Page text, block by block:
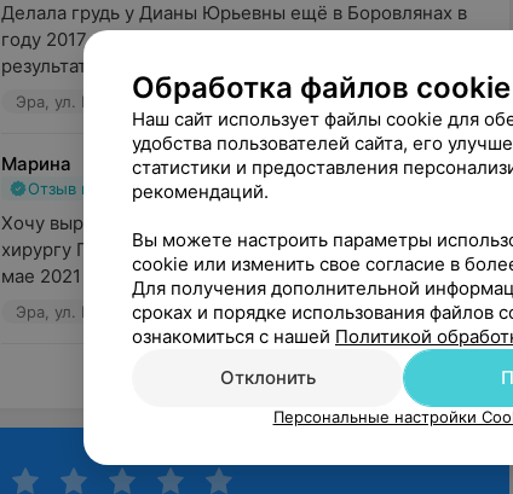
Делала грудь у Дианы Юрьевны ещё в Боровлянах в
году 2017 или 2018. Получился супер-натуральный
результат, с ювелирными ...
Эра, ул. Пионерская, 32
Марина
Отзыв подтвержден
Хочу выразить слова благодарности пластическому
хирургу Петровой Дине Юрьевна. Это врач от Бога! В
мае 2021 года делала ...
Эра, ул. Пионерская, 32
Обработка файлов cookie
Наш сайт использует файлы cookie для
удобства пользователей сайта, его
статистики и предоставления
рекомендаций.
Вы можете настроить параметры
cookie или изменить свое согласие в
Для получения дополнительной
сроках и порядке использования файлов
ознакомиться с нашей Политикой
Отклонить
Персональные настройки